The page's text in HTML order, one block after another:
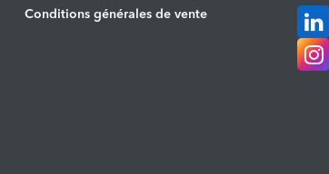
Conditions générales de vente